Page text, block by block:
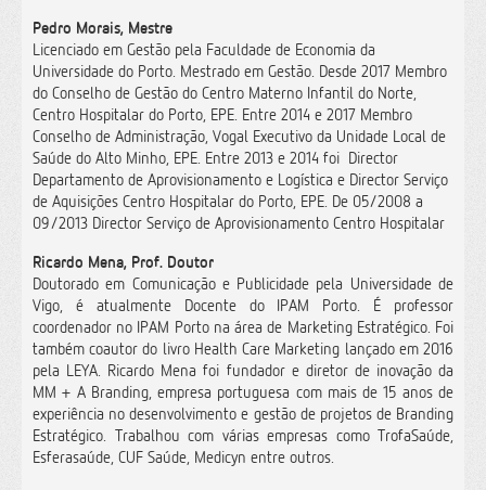
Pedro Morais, Mestre
Licenciado em Gestão pela Faculdade de Economia da
Universidade do Porto. Mestrado em Gestão. Desde 2017 Membro
do Conselho de Gestão do Centro Materno Infantil do Norte,
Centro Hospitalar do Porto, EPE. Entre 2014 e 2017 Membro
Conselho de Administração, Vogal Executivo da Unidade Local de
Saúde do Alto Minho, EPE. Entre 2013 e 2014 foi Director
Departamento de Aprovisionamento e Logística e Director Serviço
de Aquisições Centro Hospitalar do Porto, EPE. De 05/2008 a
09/2013 Director Serviço de Aprovisionamento Centro Hospitalar
Ricardo Mena, Prof. Doutor
Doutorado em Comunicação e Publicidade pela Universidade de
Vigo, é atualmente Docente do IPAM Porto. É professor
coordenador no IPAM Porto na área de Marketing Estratégico. Foi
também coautor do livro Health Care Marketing lançado em 2016
pela LEYA. Ricardo Mena foi fundador e diretor de inovação da
MM + A Branding, empresa portuguesa com mais de 15 anos de
experiência no desenvolvimento e gestão de projetos de Branding
Estratégico. Trabalhou com várias empresas como TrofaSaúde,
Esferasaúde, CUF Saúde, Medicyn entre outros.